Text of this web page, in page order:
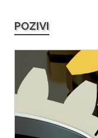
POZIVI